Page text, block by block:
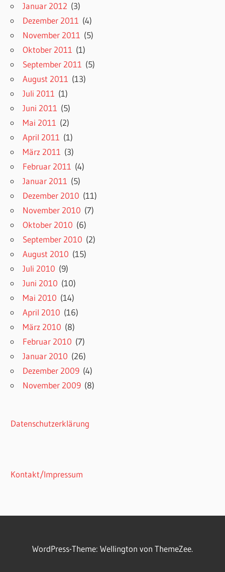
Januar 2012 (3)
Dezember 2011 (4)
November 2011 (5)
Oktober 2011 (1)
September 2011 (5)
August 2011 (13)
Juli 2011 (1)
Juni 2011 (5)
Mai 2011 (2)
April 2011 (1)
März 2011 (3)
Februar 2011 (4)
Januar 2011 (5)
Dezember 2010 (11)
November 2010 (7)
Oktober 2010 (6)
September 2010 (2)
August 2010 (15)
Juli 2010 (9)
Juni 2010 (10)
Mai 2010 (14)
April 2010 (16)
März 2010 (8)
Februar 2010 (7)
Januar 2010 (26)
Dezember 2009 (4)
November 2009 (8)
Datenschutzerklärung
Kontakt/Impressum
WordPress-Theme: Wellington von ThemeZee.